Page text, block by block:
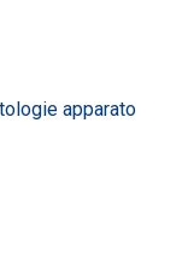
apparato